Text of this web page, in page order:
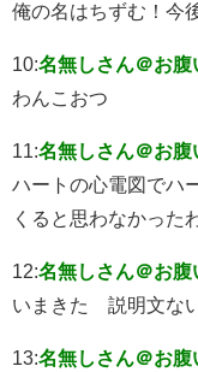
俺の名はちずむ！今
10:名無しさん＠お腹
わんこおつ
11:名無しさん＠お腹
ハートの心電図でハ
くると思わなかった
12:名無しさん＠お腹
いまきた 説明文な
13:名無しさん＠お腹